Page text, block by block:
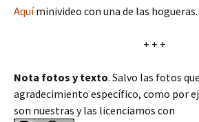
Aquíminivideo con una de las hogueras.
+ + +
Nota fotos y texto. Salvo las fotos
agradecimiento específico, como por
son nuestras y las licenciamos con